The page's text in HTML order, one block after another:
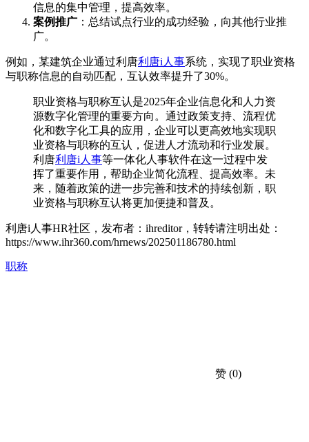
信息的集中管理，提高效率。
案例推广 ：总结试点行业的成功经验，向其他行业推
广。
例如，某建筑企业通过利唐利唐i人事系统，实现了职业资格
与职称信息的自动匹配，互认效率提升了30%。
职业资格与职称互认是2025年企业信息化和人力资
源数字化管理的重要方向。通过政策支持、流程优
化和数字化工具的应用，企业可以更高效地实现职
业资格与职称的互认，促进人才流动和行业发展。
利唐利唐i人事等一体化人事软件在这一过程中发
挥了重要作用，帮助企业简化流程、提高效率。未
来，随着政策的进一步完善和技术的持续创新，职
业资格与职称互认将更加便捷和普及。
利唐i人事HR社区，发布者：ihreditor，转转请注明出处：
https://www.ihr360.com/hrnews/202501186780.html
职称
赞 (0)